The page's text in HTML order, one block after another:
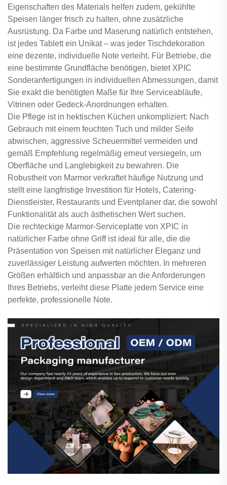
Eigenschaften des Materials helfen zudem, gekühlte
Speisen länger frisch zu halten, ohne zusätzliche
Ausrüstung. Da Farbe und Maserung natürlich entstehen,
ist jedes Tablett ein Unikat – was jeder Tischdekoration
eine dezente, individuelle Note verleiht. Für Betriebe, die
eine bestimmte Grundfläche benötigen, bietet XPIC
Sonderanfertigungen in individuellen Abmessungen, damit
Sie exakt die benötigten Maße für Ihre Serviceabläufe,
Vitrinen oder Gedeck-Anordnungen erhalten.
Die Pflege ist in hektischen Küchen unkompliziert: Nach
Gebrauch mit einem feuchten Tuch und milder Seife
abwischen, aggressive Scheuermittel vermeiden und
gemäß Empfehlung regelmäßig erneut versiegeln, um
Oberfläche und Langlebigkeit zu bewahren. Die
Robustheit von Marmor verkraftet häufige Nutzung und
stellt eine langfristige Investition für Hotels, Catering-
Dienstleister, Restaurants und Eventplaner dar, die sowohl
Funktionalität als auch ästhetischen Wert suchen.
Die rechteckige Marmor-Serviceplatte von XPIC in
natürlicher Farbe ohne Griff ist ideal für alle, die die
Präsentation von Speisen mit natürlicher Eleganz und
zuverlässiger Leistung aufwerten möchten. In mehreren
Größen erhältlich und anpassbar an die Anforderungen
Ihres Betriebs, verleiht diese Platte jedem Service eine
perfekte, professionelle Note.